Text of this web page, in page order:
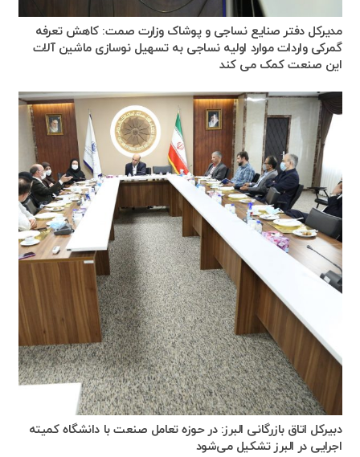
مدیرکل دفتر صنایع نساجی و پوشاک وزارت صمت: کاهش تعرفه
گمرکی واردات موارد اولیه نساجی به تسهیل نوسازی ماشین آلات
این صنعت کمک می کند
دبیرکل اتاق بازرگانی البرز: در حوزه تعامل صنعت با دانشگاه کمیته
اجرایی در البرز تشکیل می‌شود